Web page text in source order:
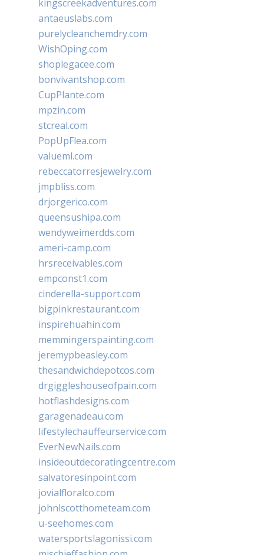
kingscreekadventures.com
antaeuslabs.com
purelycleanchemdry.com
WishOping.com
shoplegacee.com
bonvivantshop.com
CupPlante.com
mpzin.com
stcreal.com
PopUpFlea.com
valueml.com
rebeccatorresjewelry.com
jmpbliss.com
drjorgerico.com
queensushipa.com
wendyweimerdds.com
ameri-camp.com
hrsreceivables.com
empconst1.com
cinderella-support.com
bigpinkrestaurant.com
inspirehuahin.com
memmingerspainting.com
jeremypbeasley.com
thesandwichdepotcos.com
drgiggleshouseofpain.com
hotflashdesigns.com
garagenadeau.com
lifestylechauffeurservice.com
EverNewNails.com
insideoutdecoratingcentre.com
salvatoresinpoint.com
jovialfloralco.com
johnlscotthometeam.com
u-seehomes.com
watersportslagonissi.com